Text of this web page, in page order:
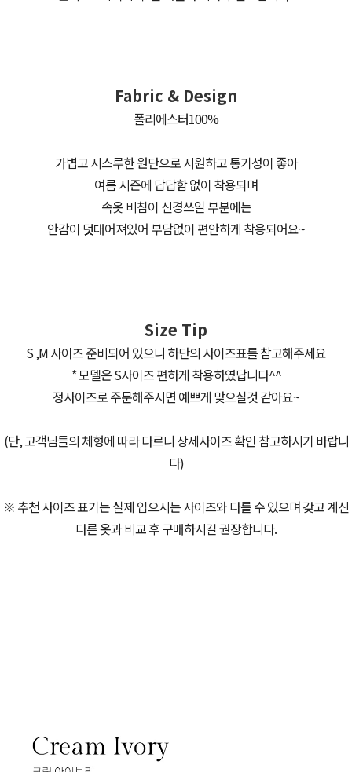
Fabric & Design
폴리에스터100%
가볍고 시스루한 원단으로 시원하고 통기성이 좋아
여름 시즌에 답답함 없이 착용되며
속옷 비침이 신경쓰일 부분에는
안감이 덧대어져있어 부담없이 편안하게 착용되어요~
Size Tip
S ,M 사이즈 준비되어 있으니 하단의 사이즈표를 참고해주세요
* 모델은 S사이즈 편하게 착용하였답니다^^
정사이즈로 주문해주시면 예쁘게 맞으실것 같아요~
(단, 고객님들의 체형에 따라 다르니 상세사이즈 확인 참고하시기 바랍니
다)
※ 추천 사이즈 표기는 실제 입으시는 사이즈와 다를 수 있으며 갖고 계신
다른 옷과 비교 후 구매하시길 권장합니다.